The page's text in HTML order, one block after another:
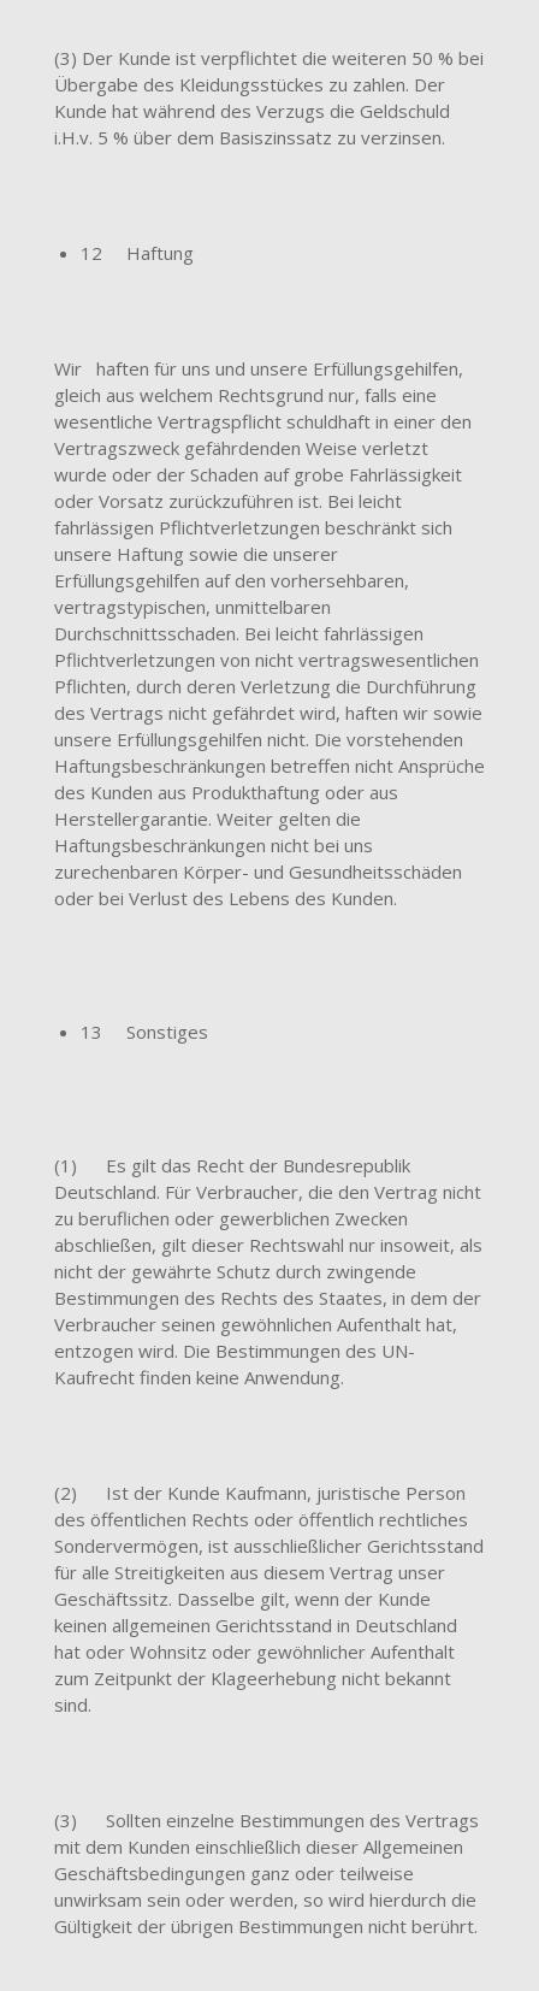
(3) Der Kunde ist verpflichtet die weiteren 50 % bei
Übergabe des Kleidungsstückes zu zahlen. Der
Kunde hat während des Verzugs die Geldschuld
i.H.v. 5 % über dem Basiszinssatz zu verzinsen.
12 Haftung
Wir haften für uns und unsere Erfüllungsgehilfen,
gleich aus welchem Rechtsgrund nur, falls eine
wesentliche Vertragspflicht schuldhaft in einer den
Vertragszweck gefährdenden Weise verletzt
wurde oder der Schaden auf grobe Fahrlässigkeit
oder Vorsatz zurückzuführen ist. Bei leicht
fahrlässigen Pflichtverletzungen beschränkt sich
unsere Haftung sowie die unserer
Erfüllungsgehilfen auf den vorhersehbaren,
vertragstypischen, unmittelbaren
Durchschnittsschaden. Bei leicht fahrlässigen
Pflichtverletzungen von nicht vertragswesentlichen
Pflichten, durch deren Verletzung die Durchführung
des Vertrags nicht gefährdet wird, haften wir sowie
unsere Erfüllungsgehilfen nicht. Die vorstehenden
Haftungsbeschränkungen betreffen nicht Ansprüche
des Kunden aus Produkthaftung oder aus
Herstellergarantie. Weiter gelten die
Haftungsbeschränkungen nicht bei uns
zurechenbaren Körper- und Gesundheitsschäden
oder bei Verlust des Lebens des Kunden.
13 Sonstiges
(1) Es gilt das Recht der Bundesrepublik
Deutschland. Für Verbraucher, die den Vertrag nicht
zu beruflichen oder gewerblichen Zwecken
abschließen, gilt dieser Rechtswahl nur insoweit, als
nicht der gewährte Schutz durch zwingende
Bestimmungen des Rechts des Staates, in dem der
Verbraucher seinen gewöhnlichen Aufenthalt hat,
entzogen wird. Die Bestimmungen des UN-
Kaufrecht finden keine Anwendung.
(2) Ist der Kunde Kaufmann, juristische Person
des öffentlichen Rechts oder öffentlich rechtliches
Sondervermögen, ist ausschließlicher Gerichtsstand
für alle Streitigkeiten aus diesem Vertrag unser
Geschäftssitz. Dasselbe gilt, wenn der Kunde
keinen allgemeinen Gerichtsstand in Deutschland
hat oder Wohnsitz oder gewöhnlicher Aufenthalt
zum Zeitpunkt der Klageerhebung nicht bekannt
sind.
(3) Sollten einzelne Bestimmungen des Vertrags
mit dem Kunden einschließlich dieser Allgemeinen
Geschäftsbedingungen ganz oder teilweise
unwirksam sein oder werden, so wird hierdurch die
Gültigkeit der übrigen Bestimmungen nicht berührt.